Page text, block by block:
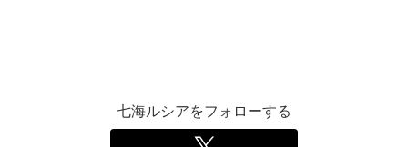
七海ルシアをフォローする